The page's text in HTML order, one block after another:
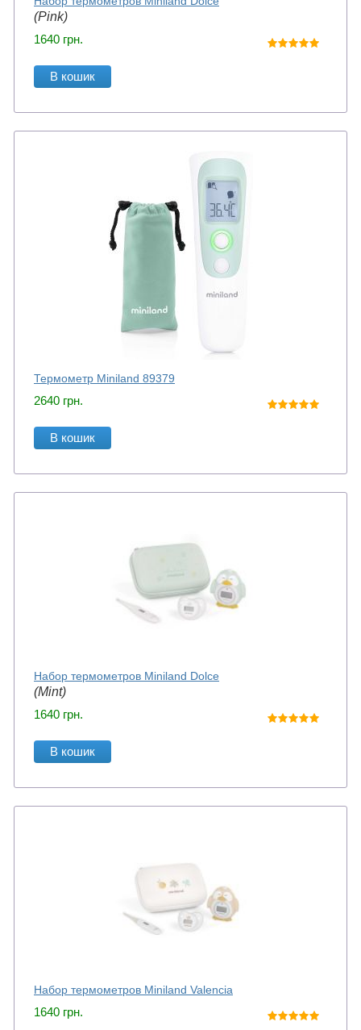
(Pink)
1640 грн.
В кошик
Термометр Miniland 89379
2640 грн.
В кошик
Набор термометров Miniland Dolce
(Mint)
1640 грн.
В кошик
Набор термометров Miniland Valencia
1640 грн.